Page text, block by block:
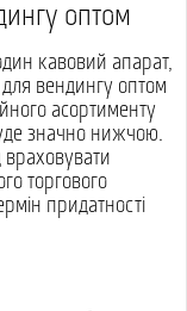
оптом
кавовий апарат,
вендингу оптом
асортименту
значно нижчою.
торгового
придатності